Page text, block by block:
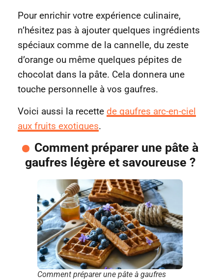
Pour enrichir votre expérience culinaire,
n’hésitez pas à ajouter quelques ingrédients
spéciaux comme de la cannelle, du zeste
d’orange ou même quelques pépites de
chocolat dans la pâte. Cela donnera une
touche personnelle à vos gaufres.
Voici aussi la recette de gaufres arc-en-ciel
aux fruits exotiques.
Comment préparer une pâte à
gaufres légère et savoureuse ?
Comment préparer une pâte à gaufres